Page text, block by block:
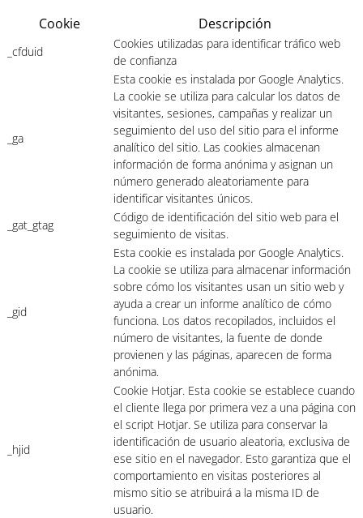
Cookie
Descripción
_cfduid
Cookies utilizadas para identificar tráfico web
de confianza
_ga
Esta cookie es instalada por Google Analytics.
La cookie se utiliza para calcular los datos de
visitantes, sesiones, campañas y realizar un
seguimiento del uso del sitio para el informe
analítico del sitio. Las cookies almacenan
información de forma anónima y asignan un
número generado aleatoriamente para
identificar visitantes únicos.
_gat_gtag
Código de identificación del sitio web para el
seguimiento de visitas.
_gid
Esta cookie es instalada por Google Analytics.
La cookie se utiliza para almacenar información
sobre cómo los visitantes usan un sitio web y
ayuda a crear un informe analítico de cómo
funciona. Los datos recopilados, incluidos el
número de visitantes, la fuente de donde
provienen y las páginas, aparecen de forma
anónima.
_hjid
Cookie Hotjar. Esta cookie se establece cuando
el cliente llega por primera vez a una página con
el script Hotjar. Se utiliza para conservar la
identificación de usuario aleatoria, exclusiva de
ese sitio en el navegador. Esto garantiza que el
comportamiento en visitas posteriores al
mismo sitio se atribuirá a la misma ID de
usuario.